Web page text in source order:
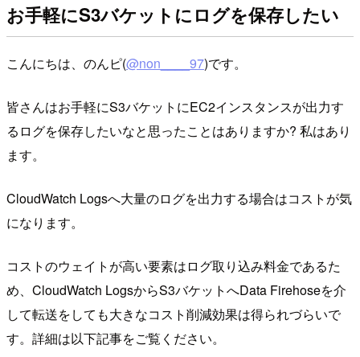
お手軽にS3バケットにログを保存したい
こんにちは、のんピ(@non____97)です。
皆さんはお手軽にS3バケットにEC2インスタンスが出力す
るログを保存したいなと思ったことはありますか? 私はあり
ます。
CloudWatch Logsへ大量のログを出力する場合はコストが気
になります。
コストのウェイトが高い要素はログ取り込み料金であるた
め、CloudWatch LogsからS3バケットへData Firehoseを介
して転送をしても大きなコスト削減効果は得られづらいで
す。詳細は以下記事をご覧ください。